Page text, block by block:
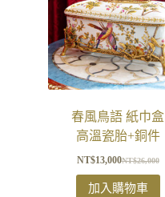
春風鳥語 紙巾盒
高溫瓷胎+銅件
NT$26,000
NT$13,000
加入購物車